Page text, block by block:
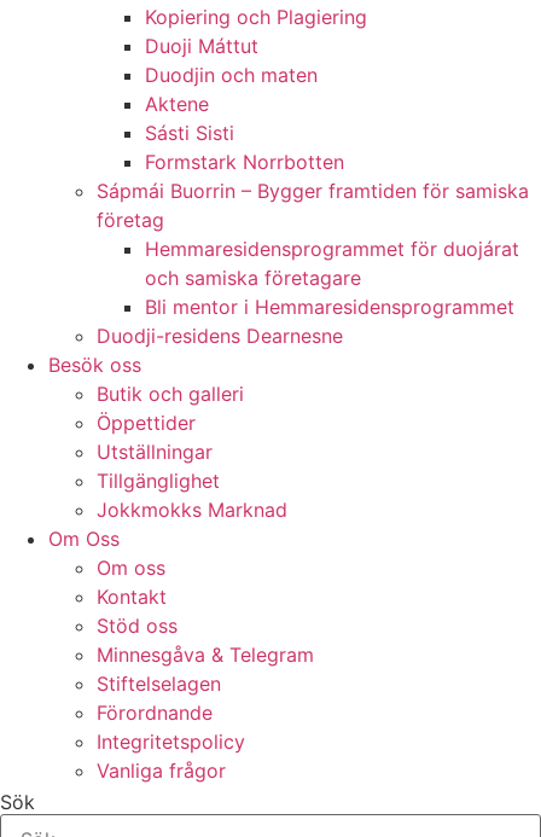
Kopiering och Plagiering
Duoji Máttut
Duodjin och maten
Aktene
Sásti Sisti
Formstark Norrbotten
Sápmái Buorrin – Bygger framtiden för samiska
företag
Hemmaresidensprogrammet för duojárat
och samiska företagare​
Bli mentor i Hemmaresidensprogrammet
Duodji-residens Dearnesne
Besök oss
Butik och galleri
Öppettider
Utställningar
Tillgänglighet
Jokkmokks Marknad
Om Oss
Om oss
Kontakt
Stöd oss
Minnesgåva & Telegram
Stiftelselagen
Förordnande
Integritetspolicy
Vanliga frågor
Sök